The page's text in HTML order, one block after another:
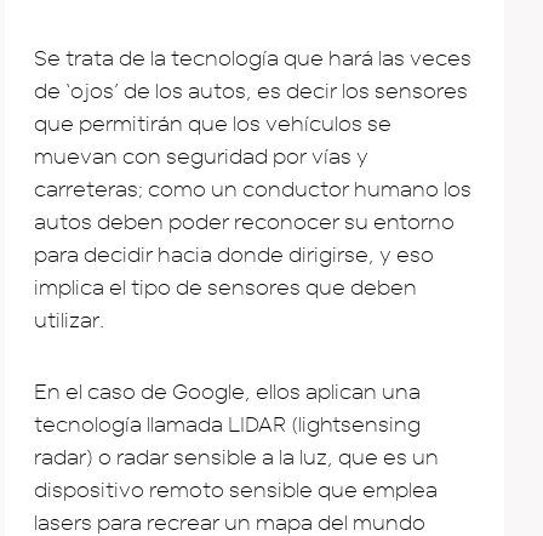
Se trata de la tecnología que hará las veces
de ‘ojos’ de los autos, es decir los sensores
que permitirán que los vehículos se
muevan con seguridad por vías y
carreteras; como un conductor humano los
autos deben poder reconocer su entorno
para decidir hacia donde dirigirse, y eso
implica el tipo de sensores que deben
utilizar.
En el caso de Google, ellos aplican una
tecnología llamada LIDAR (lightsensing
radar) o radar sensible a la luz, que es un
dispositivo remoto sensible que emplea
lasers para recrear un mapa del mundo